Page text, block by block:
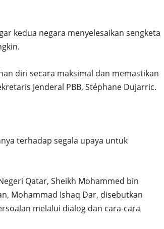
kedua negara menyelesaikan sengketa
diri secara maksimal dan memastikan
Jenderal PBB, Stéphane Dujarric.
terhadap segala upaya untuk
Qatar, Sheikh Mohammed bin
Mohammad Ishaq Dar, disebutkan
melalui dialog dan cara-cara